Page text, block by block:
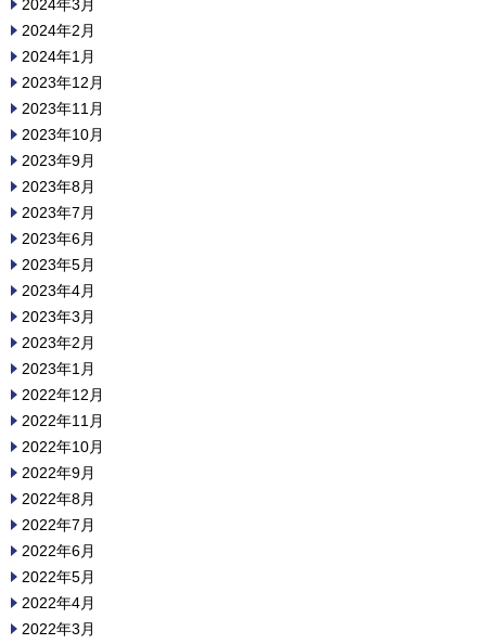
2024年3月
2024年2月
2024年1月
2023年12月
2023年11月
2023年10月
2023年9月
2023年8月
2023年7月
2023年6月
2023年5月
2023年4月
2023年3月
2023年2月
2023年1月
2022年12月
2022年11月
2022年10月
2022年9月
2022年8月
2022年7月
2022年6月
2022年5月
2022年4月
2022年3月